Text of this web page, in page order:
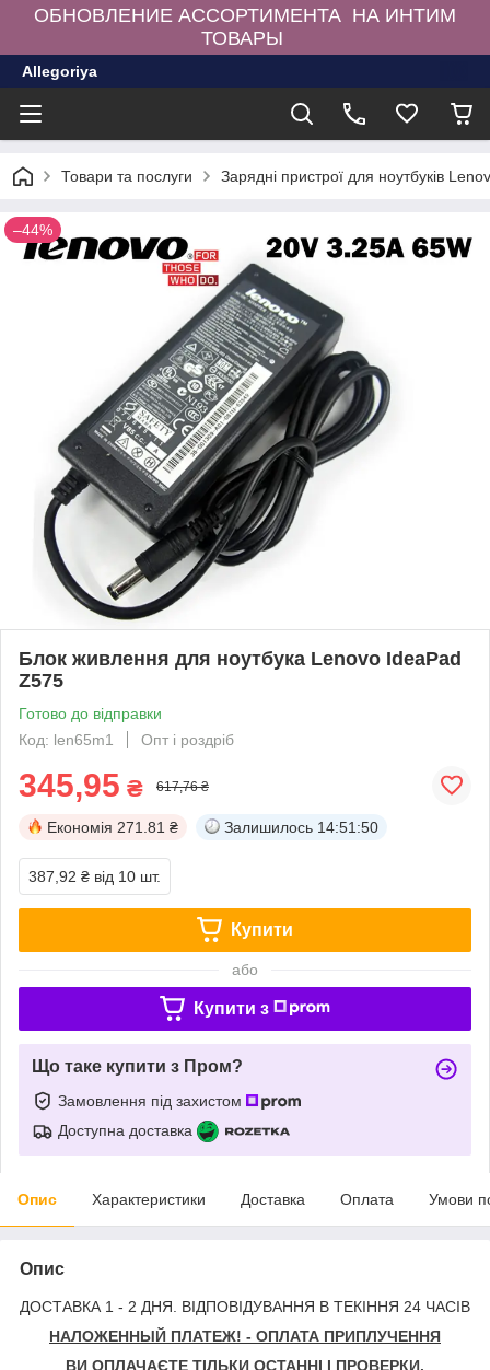
ОБНОВЛЕНИЕ АССОРТИМЕНТА НА ИНТИМ
ТОВАРЫ
Allegoriya
Товари та послуги Зарядні пристрої для ноутбуків
–44%
Блок живлення для ноутбука Lenovo IdeaPad
Z575
Готово до відправки
Код: len65m1
Опт і роздріб
345,95 ₴ 617,76 ₴
Економія 271.81 ₴ Залишилось 14:51:49
387,92 ₴ від 10 шт.
Купити
або
Купити з
Що таке купити з Пром?
Замовлення під захистом
Доступна доставка
Опис Характеристики Доставка Оплата Умови
Опис
ДОСТАВКА 1 - 2 ДНЯ. ВІДПОВІДУВАННЯ В ТЕКІННЯ 24 ЧАСІВ
НАЛОЖЕННЫЙ ПЛАТЕЖ! - ОПЛАТА ПРИПЛУЧЕННЯ
ВИ ОПЛАЧАЄТЕ ТІЛЬКИ ОСТАННІ І ПРОВЕРКИ.